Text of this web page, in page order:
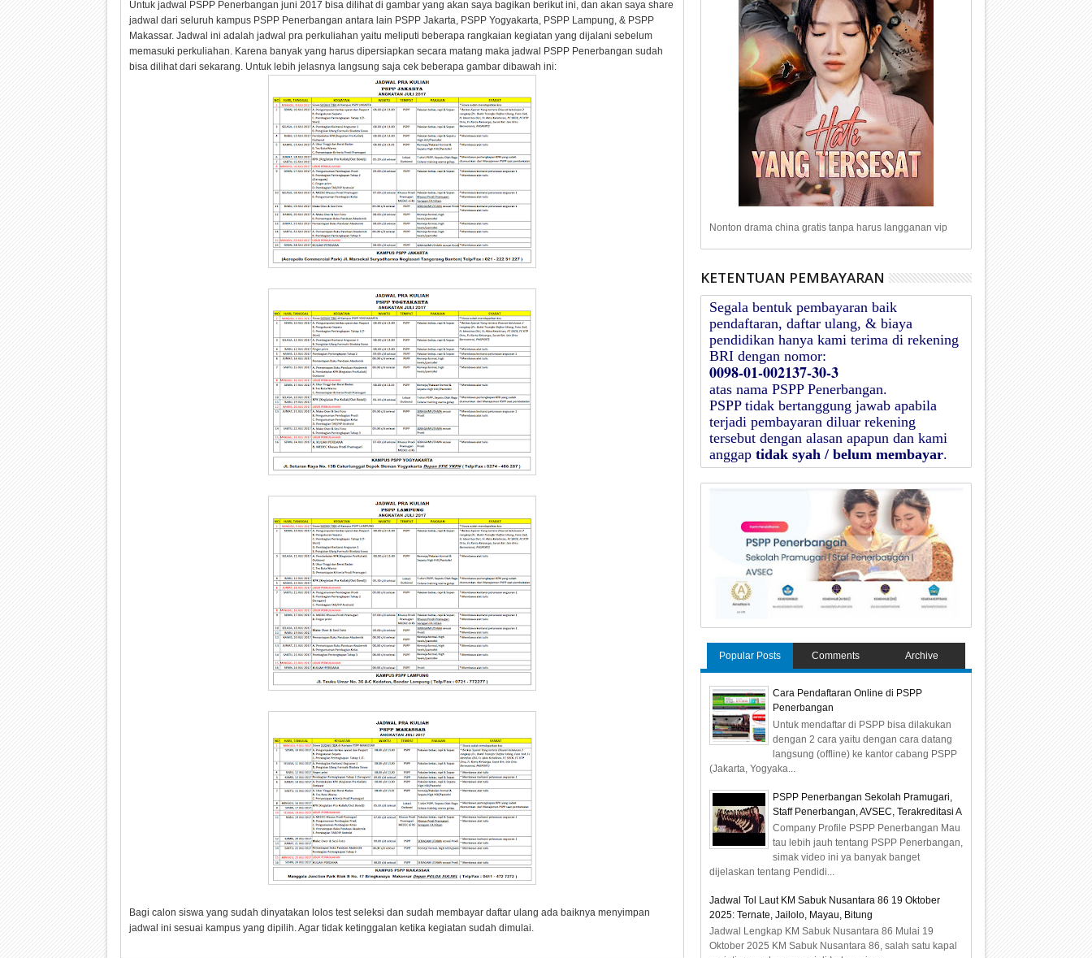
Untuk jadwal PSPP Penerbangan juni 2017 bisa dilihat di gambar yang akan saya bagikan berikut ini, dan akan saya share
jadwal dari seluruh kampus PSPP Penerbangan antara lain PSPP Jakarta, PSPP Yogyakarta, PSPP Lampung, & PSPP
Makassar. Jadwal ini adalah jadwal pra perkuliahan yaitu meliputi beberapa rangkaian kegiatan yang dijalani sebelum
memasuki perkuliahan. Karena banyak yang harus dipersiapkan secara matang maka jadwal PSPP Penerbangan sudah
bisa dilihat dari sekarang. Untuk lebih jelasnya langsung saja cek beberapa gambar dibawah ini:
Bagi calon siswa yang sudah dinyatakan lolos test seleksi dan sudah membayar daftar ulang ada baiknya menyimpan
jadwal ini sesuai kampus yang dipilih. Agar tidak ketinggalan ketika kegiatan sudah dimulai.
Nonton drama china gratis tanpa harus langganan vip
KETENTUAN PEMBAYARAN
Segala bentuk pembayaran baik
pendaftaran, daftar ulang, & biaya
pendidikan hanya kami terima di rekening
BRI dengan nomor:
0098-01-002137-30-3
atas nama PSPP Penerbangan.
PSPPtidak bertanggung jawab apabila
terjadi pembayaran diluar rekening
tersebut dengan alasan apapun dan kami
anggap tidak syah / belum membayar.
Popular Posts Comments Archive
Cara Pendaftaran Online di PSPP
Penerbangan
Untuk mendaftar di PSPP bisa dilakukan
dengan 2 cara yaitu dengan cara datang
langsung (offline) ke kantor cabang PSPP
(Jakarta, Yogyaka...
PSPP Penerbangan Sekolah Pramugari,
Staff Penerbangan, AVSEC, Terakreditasi A
Company Profile PSPP Penerbangan Mau
tau lebih jauh tentang PSPP Penerbangan,
simak video ini ya banyak banget
dijelaskan tentang Pendidi...
Jadwal Tol Laut KM Sabuk Nusantara 86 19 Oktober
2025: Ternate, Jailolo, Mayau, Bitung
Jadwal Lengkap KM Sabuk Nusantara 86 Mulai 19
Oktober 2025 KM Sabuk Nusantara 86, salah satu kapal